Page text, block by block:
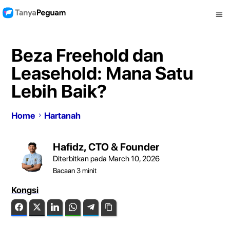
Beza Freehold dan
Leasehold: Mana Satu
Lebih Baik?
Home Hartanah
Hafidz, CTO & Founder
Diterbitkan pada March 10, 2026
Bacaan3minit
Kongsi
FacebookTwitter LinkedIn WhatsAppTelegram